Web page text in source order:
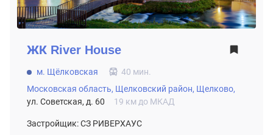
ЖК River House
м. Щёлковская
40 мин.
Московская область, Щелковский район, Щелково,
ул. Советская, д. 60
19 км до МКАД
Застройщик: СЗ РИВЕРХАУС